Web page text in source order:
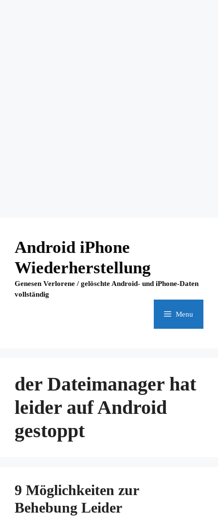
Android iPhone
Wiederherstellung
Genesen Verlorene / gelöschte Android- und iPhone-Daten
vollständig
Menu
der Dateimanager hat
leider auf Android
gestoppt
9 Möglichkeiten zur
Behebung Leider